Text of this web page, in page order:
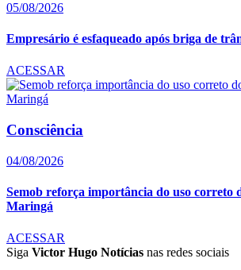
05/08/2026
Empresário é esfaqueado após briga de
ACESSAR
Consciência
04/08/2026
Semob reforça importância do uso correto
Maringá
ACESSAR
Siga Victor Hugo Notícias nas redes sociais